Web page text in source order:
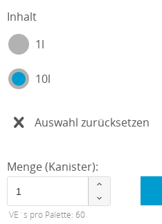
Inhalt
1l
10l
Auswahl zurücksetzen
Menge (Kanister):
VE´s pro Palette: 60